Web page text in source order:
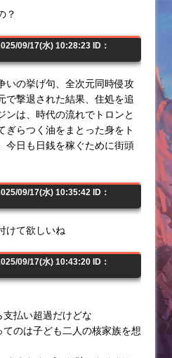
？
09/17(水) 10:28:23 ID：
いの挙げ句、全次元同時侵攻
撃退された結果、住処を追
ンは、時代の流れでトロンと
ぎらつく油をまとった身をト
今日も日銭を稼ぐために街頭
09/17(水) 10:35:42 ID：
けて欲しいね
09/17(水) 10:43:20 ID：
払い超過だけどな
のは子ども二人の核家族を想